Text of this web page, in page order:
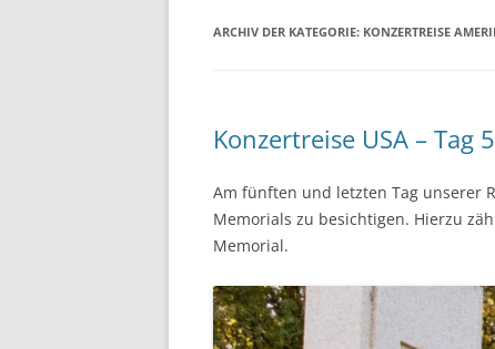
ARCHIV DER KATEGORIE: KONZERTREISE
Konzertreise USA – Tag
Am fünften und letzten Tag unserer
Memorials zu besichtigen. Hierzu
Memorial.